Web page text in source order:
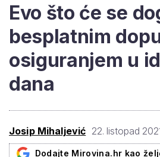
Evo što će se
besplatnim
osiguranjem u
dana
Josip Mihaljević 22. listopad
Dodajte Mirovina.hr kao